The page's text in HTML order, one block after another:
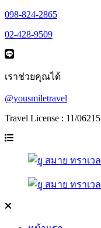
098-824-2865
02-428-9509
เราช่วยคุณได้
@yousmiletravel
Travel License : 11/06215